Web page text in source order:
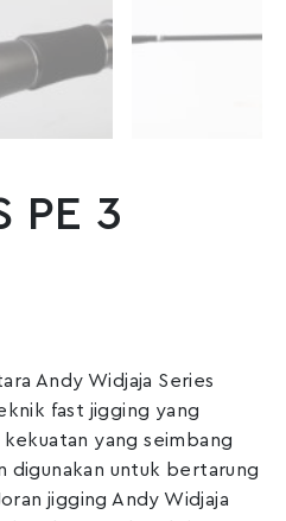
PE 3
Andy Widjaja Series
fast jigging yang
yang seimbang
digunakan untuk bertarung
jigging Andy Widjaja